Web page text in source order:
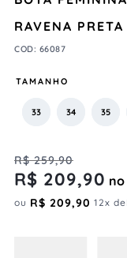
RAVENA PRETA
COD: 66087
TAMANHO
33 34 35
R$ 259,90
R$ 209,90 no
ou R$ 209,90 12x de